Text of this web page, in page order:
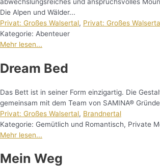
Die Alpen und Wälder...
Privat: Großes Walsertal, Privat: Großes
Kategorie: Abenteuer
Mehr lesen...
Dream Bed
Das Bett ist in seiner Form einzigartig. Die
gemeinsam mit dem Team von SAMINA®
Privat: Großes Walsertal, Brandnertal
Kategorie: Gemütlich und Romantisch, Private
Mehr lesen...
Mein Weg